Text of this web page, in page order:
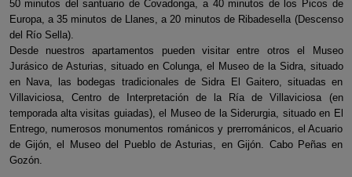
50 minutos del santuario de Covadonga, a 40 minutos de los Picos de
Europa, a 35 minutos de Llanes, a 20 minutos de Ribadesella (Descenso
del Río Sella).
Desde nuestros apartamentos pueden visitar entre otros el Museo
Jurásico de Asturias, situado en Colunga, el Museo de la Sidra, situado
en Nava, las bodegas tradicionales de Sidra El Gaitero, situadas en
Villaviciosa, Centro de Interpretación de la Ría de Villaviciosa (en
temporada alta visitas guiadas), el Museo de la Siderurgia, situado en El
Entrego, numerosos monumentos románicos y prerrománicos, el Acuario
de Gijón, el Museo del Pueblo de Asturias, en Gijón. Cabo Peñas en
Gozón.